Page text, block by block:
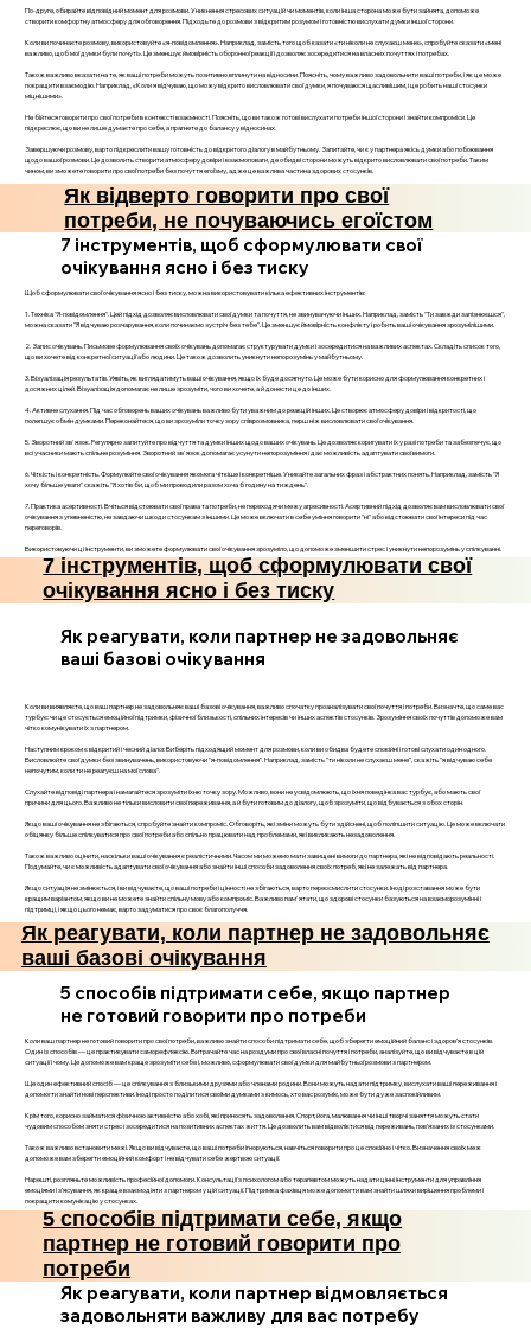
По-друге, обирайте відповідний момент для розмови. Уникнення стресових ситуацій чи моментів, коли інша сторона може бути зайнята, допоможе
створити комфортну атмосферу для обговорення. Підходьте до розмови з відкритим розумом і готовністю вислухати думки іншої сторони.
Коли ви починаєте розмову, використовуйте «я-повідомлення». Наприклад, замість того щоб казати «ти ніколи не слухаєш мене», спробуйте сказати «мені
важливо, щоб мої думки були почуті». Це зменшує ймовірність оборонної реакції і дозволяє зосередитися на власних почуттях і потребах.
Також важливо вказати на те, як ваші потреби можуть позитивно вплинути на відносини. Поясніть, чому важливо задовольнити ваші потреби, і як це може
покращити взаємодію. Наприклад, «Коли я відчуваю, що можу відкрито висловлювати свої думки, я почуваюся щасливішим, і це робить наші стосунки
міцнішими».
Не бійтеся говорити про свої потреби в контексті взаємності. Поясніть, що ви також готові вислухати потреби іншої сторони і знайти компроміси. Це
підкреслює, що ви не лише думаєте про себе, а прагнете до балансу у відносинах.
Завершуючи розмову, варто підкреслити вашу готовність до відкритого діалогу в майбутньому. Запитайте, чи є у партнера якісь думки або побоювання
щодо вашої розмови. Це дозволить створити атмосферу довіри і взаємоповаги, де обидві сторони можуть відкрито висловлювати свої потреби. Таким
чином, ви зможете говорити про свої потреби без почуття егоїзму, адже це важлива частина здорових стосунків.
Як відверто говорити про свої
потреби, не почуваючись егоїстом
7 інструментів, щоб сформулювати свої
очікування ясно і без тиску
Щоб сформулювати свої очікування ясно і без тиску, можна використовувати кілька ефективних інструментів:
1. Техніка "Я-повідомлення". Цей підхід дозволяє висловлювати свої думки та почуття, не звинувачуючи інших. Наприклад, замість "Ти завжди запізнюєшся",
можна сказати "Я відчуваю розчарування, коли починаємо зустріч без тебе". Це зменшує ймовірність конфлікту і робить ваші очікування зрозумілішими.
2. Запис очікувань. Письмове формулювання своїх очікувань допомагає структурувати думки і зосередитися на важливих аспектах. Складіть список того,
що ви хочете від конкретної ситуації або людини. Це також дозволить уникнути непорозумінь у майбутньому.
3. Візуалізація результатів. Уявіть, як виглядатимуть ваші очікування, якщо їх буде досягнуто. Це може бути корисно для формулювання конкретних і
досяжних цілей. Візуалізація допомагає не лише зрозуміти, чого ви хочете, а й донести це до інших.
4. Активне слухання. Під час обговорень ваших очікувань важливо бути уважним до реакцій інших. Це створює атмосферу довіри і відкритості, що
полегшує обмін думками. Переконайтеся, що ви зрозуміли точку зору співрозмовника, перш ніж висловлювати свої очікування.
5. Зворотний зв'язок. Регулярно запитуйте про відчуття та думки інших щодо ваших очікувань. Це дозволяє коригувати їх у разі потреби та забезпечує, що
всі учасники мають спільне розуміння. Зворотний зв'язок допомагає усунути непорозуміння і дає можливість адаптувати свої вимоги.
6. Чіткість і конкретність. Формулюйте свої очікування якомога чіткіше і конкретніше. Уникайте загальних фраз і абстрактних понять. Наприклад, замість "Я
хочу більше уваги" скажіть "Я хотів би, щоб ми проводили разом хоча б годину на тиждень".
7. Практика асертивності. Вчіться відстоювати свої права та потреби, не переходячи межу агресивності. Асертивний підхід дозволяє вам висловлювати свої
очікування з упевненістю, не завдаючи шкоди стосункам з іншими. Це може включати в себе уміння говорити "ні" або відстоювати свої інтереси під час
переговорів.
Використовуючи ці інструменти, ви зможете формулювати свої очікування зрозуміло, що допоможе зменшити стрес і уникнути непорозумінь у спілкуванні.
7 інструментів, щоб сформулювати свої
очікування ясно і без тиску
Як реагувати, коли партнер не задовольняє
ваші базові очікування
Коли ви виявляєте, що ваш партнер не задовольняє ваші базові очікування, важливо спочатку проаналізувати свої почуття і потреби. Визначте, що саме вас
турбує: чи це стосується емоційної підтримки, фізичної близькості, спільних інтересів чи інших аспектів стосунків. Зрозуміння своїх почуттів допоможе вам
чітко комунікувати їх з партнером.
Наступним кроком є відкритий і чесний діалог. Виберіть підходящий момент для розмови, коли ви обидва будете спокійні і готові слухати один одного.
Висловлюйте свої думки без звинувачень, використовуючи "я-повідомлення". Наприклад, замість "ти ніколи не слухаєш мене", скажіть "я відчуваю себе
непочутим, коли ти не реагуєш на мої слова".
Слухайте відповіді партнера і намагайтеся зрозуміти їхню точку зору. Можливо, вони не усвідомлюють, що їхня поведінка вас турбує, або мають свої
причини для цього. Важливо не тільки висловити свої переживання, а й бути готовим до діалогу, щоб зрозуміти, що відбувається з обох сторін.
Якщо ваші очікування не збігаються, спробуйте знайти компроміс. Обговоріть, які зміни можуть бути здійснені, щоб поліпшити ситуацію. Це може включати
обіцянку більше спілкуватися про свої потреби або спільно працювати над проблемами, які викликають незадоволення.
Також важливо оцінити, наскільки ваші очікування є реалістичними. Часом ми можемо мати завищені вимоги до партнера, які не відповідають реальності.
Подумайте, чи є можливість адаптувати свої очікування або знайти інші способи задоволення своїх потреб, які не залежать від партнера.
Якщо ситуація не змінюється, і ви відчуваєте, що ваші потреби і цінності не збігаються, варто переосмислити стосунки. Іноді розставання може бути
кращим варіантом, якщо ви не можете знайти спільну мову або компроміс. Важливо пам'ятати, що здорові стосунки базуються на взаєморозумінні і
підтримці, і якщо цього немає, варто задуматися про своє благополуччя.
Як реагувати, коли партнер не задовольняє
ваші базові очікування
5 способів підтримати себе, якщо партнер
не готовий говорити про потреби
Коли ваш партнер не готовий говорити про свої потреби, важливо знайти способи підтримати себе, щоб зберегти емоційний баланс і здоров’я стосунків.
Один із способів — це практикувати саморефлексію. Витрачайте час на роздуми про свої власні почуття і потреби, аналізуйте, що ви відчуваєте в цій
ситуації і чому. Це допоможе вам краще зрозуміти себе і, можливо, сформулювати свої думки для майбутньої розмови з партнером.
Ще один ефективний спосіб — це спілкування з близькими друзями або членами родини. Вони можуть надати підтримку, вислухати ваші переживання і
допомогти знайти нові перспективи. Іноді просто поділитися своїми думками з кимось, хто вас розуміє, може бути дуже заспокійливим.
Крім того, корисно займатися фізичною активністю або хобі, які приносять задоволення. Спорт, йога, малювання чи інші творчі заняття можуть стати
чудовим способом зняти стрес і зосередитися на позитивних аспектах життя. Це дозволить вам відволіктися від переживань, пов’язаних із стосунками.
Також важливо встановити межі. Якщо ви відчуваєте, що ваші потреби ігноруються, навчіться говорити про це спокійно і чітко. Визначення своїх меж
допоможе вам зберегти емоційний комфорт і не відчувати себе жертвою ситуації.
Нарешті, розгляньте можливість професійної допомоги. Консультації з психологом або терапевтом можуть надати цінні інструменти для управління
емоціями і з’ясування, як краще взаємодіяти з партнером у цій ситуації. Підтримка фахівця може допомогти вам знайти шляхи вирішення проблеми і
покращити комунікацію у стосунках.
5 способів підтримати себе, якщо
партнер не готовий говорити про
потреби
Як реагувати, коли партнер відмовляється
задовольняти важливу для вас потребу